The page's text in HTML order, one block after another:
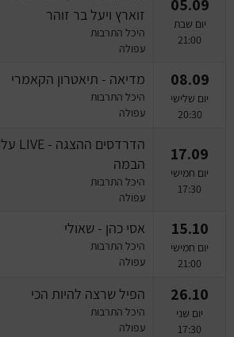
05.09
יום שבת
21:00
זוארץ ויעל בר זוהר
היכל התרבות
עפולה
08.09
יום שלישי
20:30
מדיאה‎ - תיאטרון הקאמרי
היכל התרבות
עפולה
17.09
יום חמישי
17:30
הדרדסים ההצגה - LIVE על
הבמה
היכל התרבות
עפולה
15.10
יום חמישי
21:00
אסי כהן - שאולי
היכל התרבות
עפולה
26.10
יום שני
17:30
הפיל שרצה להיות הכי
היכל התרבות
עפולה